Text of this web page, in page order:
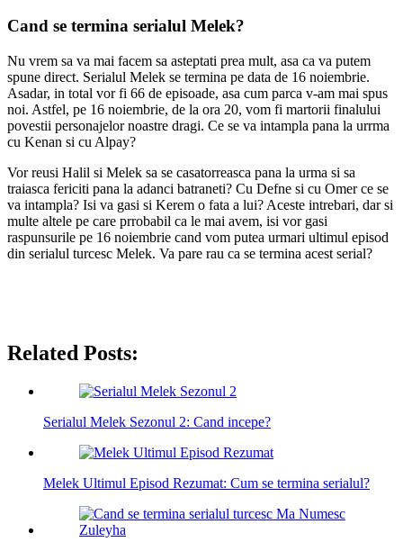
Cand se termina serialul Melek?
Nu vrem sa va mai facem sa asteptati prea mult, asa ca va putem
spune direct. Serialul Melek se termina pe data de 16 noiembrie.
Asadar, in total vor fi 66 de episoade, asa cum parca v-am mai spus
noi. Astfel, pe 16 noiembrie, de la ora 20, vom fi martorii finalului
povestii personajelor noastre dragi. Ce se va intampla pana la urrma
cu Kenan si cu Alpay?
Vor reusi Halil si Melek sa se casatorreasca pana la urma si sa
traiasca fericiti pana la adanci batraneti? Cu Defne si cu Omer ce se
va intampla? Isi va gasi si Kerem o fata a lui? Aceste intrebari, dar si
multe altele pe care prrobabil ca le mai avem, isi vor gasi
raspunsurile pe 16 noiembrie cand vom putea urmari ultimul episod
din serialul turcesc Melek. Va pare rau ca se termina acest serial?
Related Posts:
Serialul Melek Sezonul 2: Cand incepe?
Melek Ultimul Episod Rezumat: Cum se termina serialul?